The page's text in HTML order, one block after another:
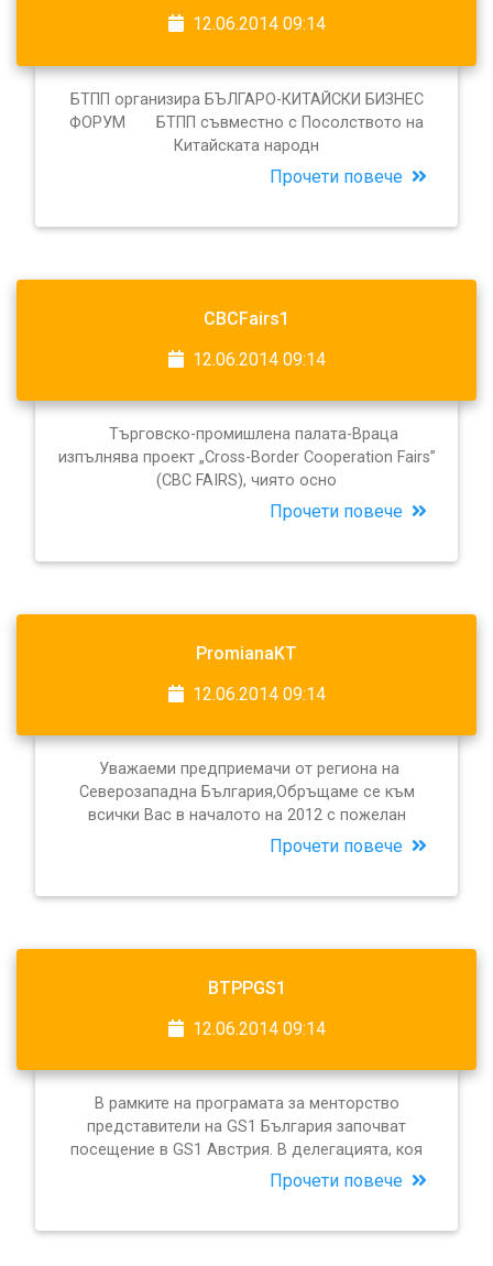
12.06.2014 09:14
БТПП организира БЪЛГАРО-КИТАЙСКИ БИЗНЕС
ФОРУМ БТПП съвместно с Посолството на
Китайската народн
Прочети повече
CBCFairs1
12.06.2014 09:14
Търговско-промишлена палата-Враца
изпълнява проект „Cross-Border Cooperation Fairs”
(СВС FAIRS), чиято осно
Прочети повече
PromianaKT
12.06.2014 09:14
Уважаеми предприемачи от региона на
Северозападна България,Обръщаме се към
всички Вас в началото на 2012 с пожелан
Прочети повече
BTPPGS1
12.06.2014 09:14
В рамките на програмата за менторство
представители на GS1 България започват
посещение в GS1 Австрия. В делегацията, коя
Прочети повече